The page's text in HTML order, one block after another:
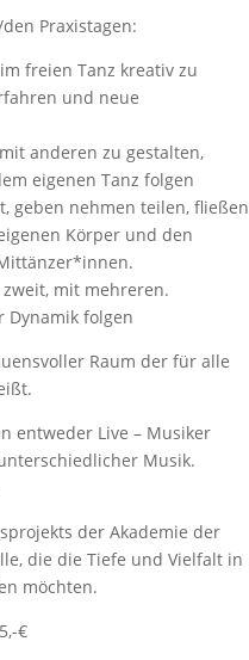
Praxistagen:
freien Tanz kreativ zu
und neue
anderen zu gestalten,
eigenen Tanz folgen
geben nehmen teilen, fließen
Körper und den
mit mehreren.
Dynamik folgen
Raum der für alle
entweder Live – Musiker
Musik.
der Akademie der
die die Tiefe und Vielfalt in
möchten.
€